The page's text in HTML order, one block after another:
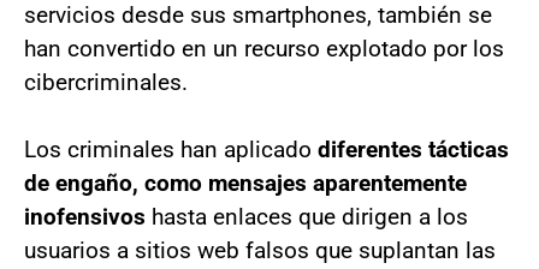
servicios desde sus smartphones, también se
han convertido en un recurso explotado por los
cibercriminales.
Los criminales han aplicado diferentes tácticas
de engaño, como mensajes aparentemente
inofensivos hasta enlaces que dirigen a los
usuarios a sitios web falsos que suplantan las